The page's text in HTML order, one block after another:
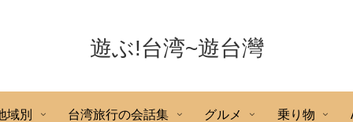
遊ぶ!台湾~遊台灣
域別 台湾旅行の会話集 グルメ 乗り物